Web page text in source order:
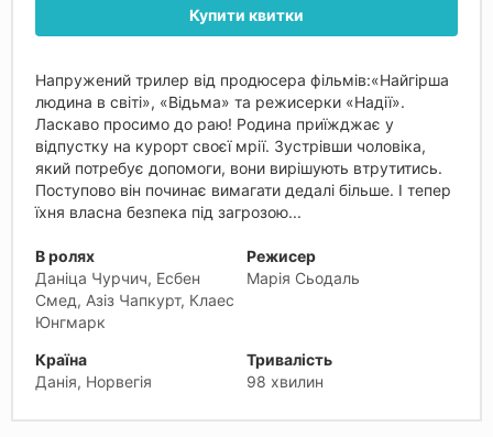
Купити квитки
Напружений трилер від продюсера фільмів:«Найгірша
людина в світі», «Відьма» та режисерки «Надії».
Ласкаво просимо до раю! Родина приїжджає у
відпустку на курорт своєї мрії. Зустрівши чоловіка,
який потребує допомоги, вони вирішують втрутитись.
Поступово він починає вимагати дедалі більше. І тепер
їхня власна безпека під загрозою...
В ролях
Даніца Чурчич, Есбен
Смед, Азіз Чапкурт, Клаес
Юнгмарк
Режисер
Марія Сьодаль
Країна
Данія, Норвегія
Тривалість
98 хвилин